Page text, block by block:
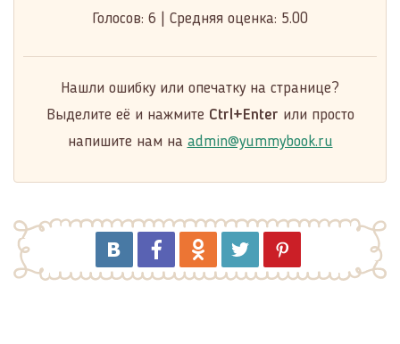
Голосов: 6 Средняя оценка: 5.00
Нашли ошибку или опечатку на странице?
Выделите её и нажмите Ctrl+Enter или просто
напишите нам на admin@yummybook.ru